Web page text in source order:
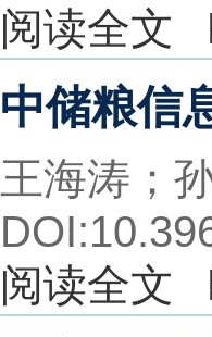
阅读全文
中储粮信
王海涛；
阅读全文